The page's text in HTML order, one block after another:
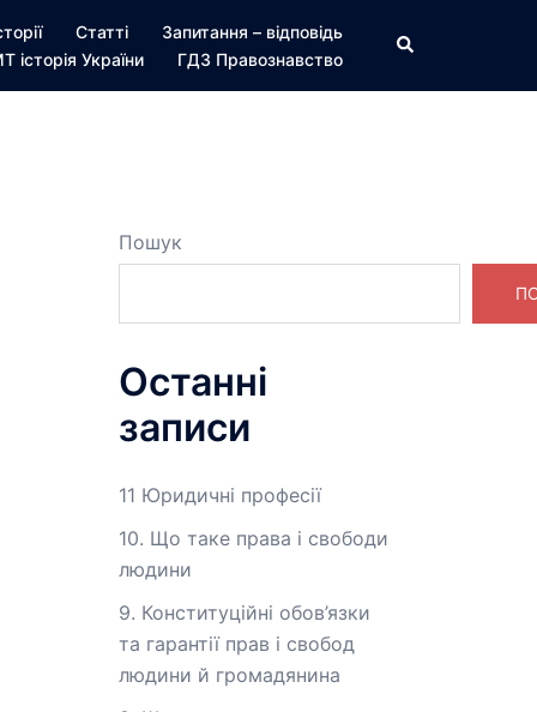
Статті
Запитання – відповідь
історія України
ГДЗ Правознавство
Пошук
Пошук
Останні
записи
11 Юридичні професії
10. Що таке права і свободи
людини
9. Конституційні обов’язки
та гарантії прав і свобод
людини й громадянина